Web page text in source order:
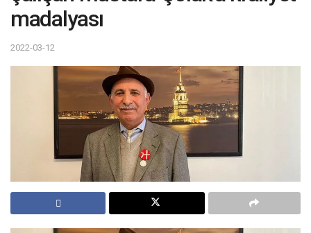
madalyası
2022-03-12